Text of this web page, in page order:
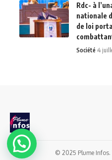
Rdc- à
nationale
de loi
Société 4
© 2025 Plume Infos.